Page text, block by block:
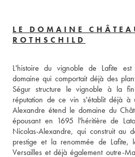
LE DOMAINE
ROTHSCHILD
L'histoire du vignoble de Lafite
domaine qui comportait déjà des
Ségur structure le vignoble à la
réputation de ce vin s'établit déjà à
Alexandre étend le domaine du
épousant en 1695 l'héritière de
Nicolas-Alexandre, qui construit au
prestige et la renommée de Lafite,
Versailles et déjà également outre-